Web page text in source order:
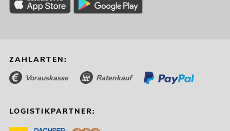
ZAHLARTEN:
Vorauskasse Ratenkauf
LOGISTIKPARTNER: